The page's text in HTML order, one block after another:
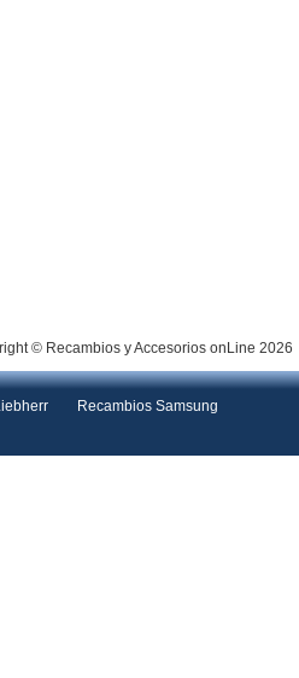
© Recambios y Accesorios onLine 2026
Recambios Samsung